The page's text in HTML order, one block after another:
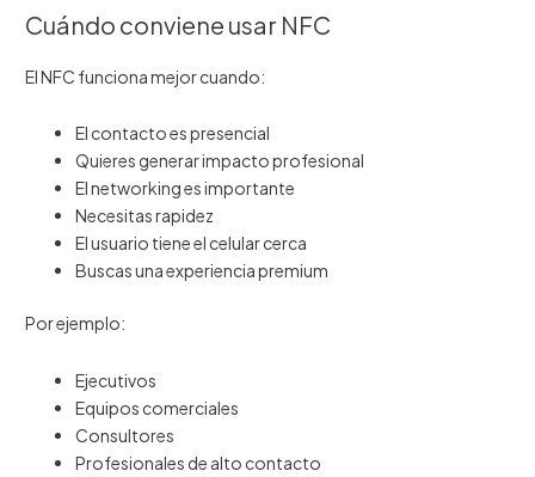
Cuándo conviene usar NFC
El NFC funciona mejor cuando:
El contacto es presencial
Quieres generar impacto profesional
El networking es importante
Necesitas rapidez
El usuario tiene el celular cerca
Buscas una experiencia premium
Por ejemplo:
Ejecutivos
Equipos comerciales
Consultores
Profesionales de alto contacto